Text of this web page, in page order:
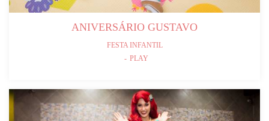
ANIVERSÁRIO GUSTAVO
FESTA INFANTIL
PLAY